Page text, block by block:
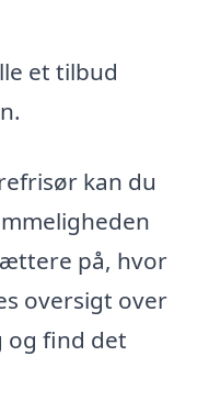
et tilbud
kan du
på, hvor
oversigt over
og find det